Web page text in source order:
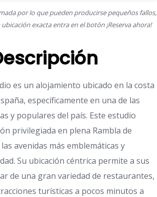
por lo que pueden producirse pequeños fallos,
exacta entra en el botón ¡Reserva ahora!
es un alojamiento ubicado en la costa
específicamente en una de las
y populares del país. Este estudio
privilegiada en plena Rambla de
avenidas más emblemáticas y
Su ubicación céntrica permite a sus
de una gran variedad de restaurantes,
turísticas a pocos minutos a